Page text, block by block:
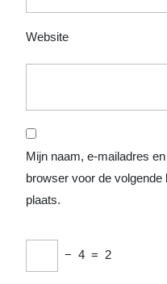
Website
Mijn naam, e-mailadres
browser voor de
plaats.
− 4 = 2